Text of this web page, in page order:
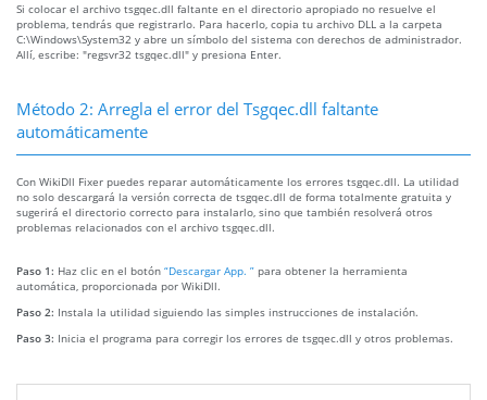
Si colocar el archivo tsgqec.dll faltante en el directorio apropiado no resuelve el
problema, tendrás que registrarlo. Para hacerlo, copia tu archivo DLL a la carpeta
C:\Windows\System32 y abre un símbolo del sistema con derechos de administrador.
Allí, escribe: "regsvr32 tsgqec.dll" y presiona Enter.
Método 2: Arregla el error del Tsgqec.dll faltante
automáticamente
Con WikiDll Fixer puedes reparar automáticamente los errores tsgqec.dll. La utilidad
no solo descargará la versión correcta de tsgqec.dll de forma totalmente gratuita y
sugerirá el directorio correcto para instalarlo, sino que también resolverá otros
problemas relacionados con el archivo tsgqec.dll.
Paso 1: Haz clic en el botón “Descargar App. ” para obtener la herramienta
automática, proporcionada por WikiDll.
Paso 2: Instala la utilidad siguiendo las simples instrucciones de instalación.
Paso 3: Inicia el programa para corregir los errores de tsgqec.dll y otros problemas.